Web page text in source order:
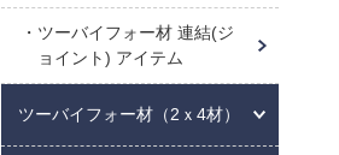
ツーバイフォー材 連結(ジ
ョイント) アイテム
ツーバイフォー材（2ｘ4材）